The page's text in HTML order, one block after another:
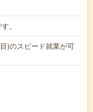
。
)のスピード就業が可